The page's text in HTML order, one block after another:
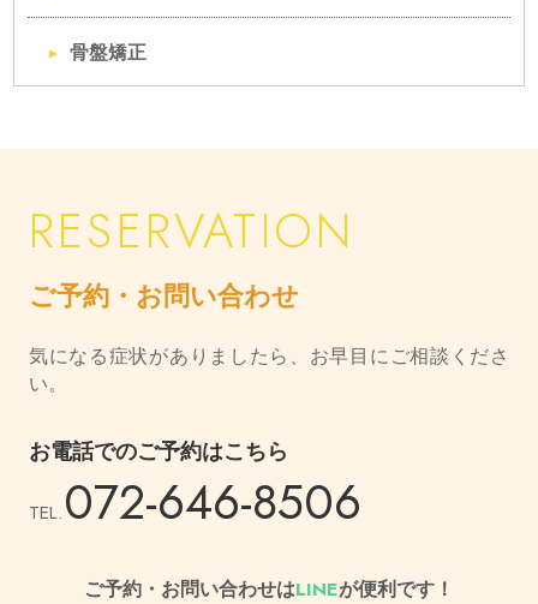
骨盤矯正
ご予約・お問い合わせ
気になる症状がありましたら、お早目にご相談くださ
い。
お電話でのご予約はこちら
TEL.072-646-8506
ご予約・お問い合わせはLINEが便利です！